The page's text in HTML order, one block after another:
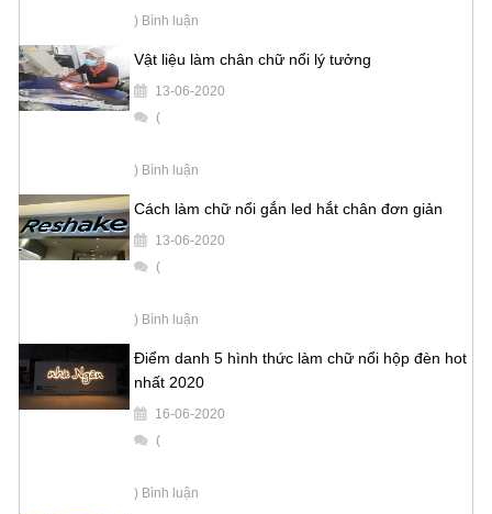
) Bình luận
Vật liệu làm chân chữ nổi lý tưởng
13-06-2020
(
) Bình luận
Cách làm chữ nổi gắn led hắt chân đơn giản
13-06-2020
(
) Bình luận
Điểm danh 5 hình thức làm chữ nổi hộp đèn hot
nhất 2020
16-06-2020
(
) Bình luận